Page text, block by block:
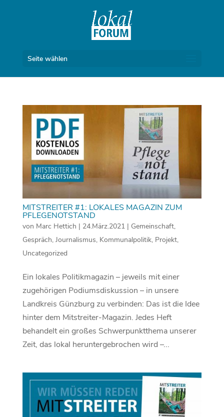
Seite wählen
MITSTREITER #1: LOKALES MAGAZIN ZUM
PFLEGENOTSTAND
von Marc Hettich | 24.März.2021| Gemeinschaft,
Gespräch, Journalismus, Kommunalpolitik, Projekt,
Uncategorized
Ein lokales Politikmagazin – jeweils mit einer
zugehörigen Podiumsdiskussion – in unsere
Landkreis Günzburg zu verbinden: Das ist die Idee
hinter dem Mitstreiter-Magazin. Jedes Heft
behandelt ein großes Schwerpunktthema unserer
Zeit, das lokal heruntergebrochen wird –...